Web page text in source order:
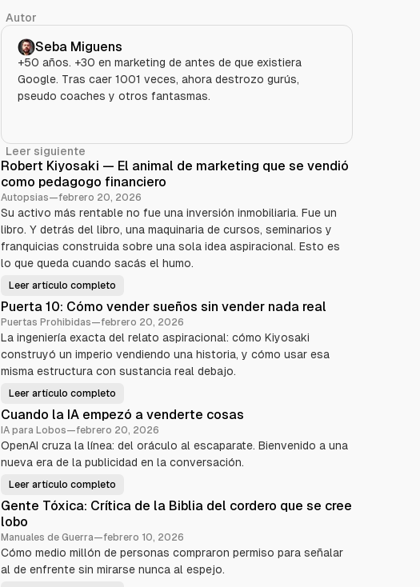
Autor
Seba Miguens
+50 años. +30 en marketing de antes de que existiera
Google. Tras caer 1001 veces, ahora destrozo gurús,
pseudo coaches y otros fantasmas.
Leer siguiente
Robert Kiyosaki — El animal de marketing que se vendió
como pedagogo financiero
Autopsias—febrero 20, 2026
Su activo más rentable no fue una inversión inmobiliaria. Fue un
libro. Y detrás del libro, una maquinaria de cursos, seminarios y
franquicias construida sobre una sola idea aspiracional. Esto es
lo que queda cuando sacás el humo.
R
b
e
r
t
i
o
a
i
E
l
a
n
m
a
d
a
r
k
e
t
Leer artículo completo
Puerta 10: Cómo vender sueños sin vender nada real
Puertas Prohibidas—febrero 20, 2026
La ingeniería exacta del relato aspiracional: cómo Kiyosaki
construyó un imperio vendiendo una historia, y cómo usar esa
misma estructura con sustancia real debajo.
P
e
r
t
a
0
C
m
o
e
n
d
e
r
Leer artículo completo
Cuando la IA empezó a venderte cosas
IA para Lobos—febrero 20, 2026
OpenAI cruza la línea: del oráculo al escaparate. Bienvenido a una
nueva era de la publicidad en la conversación.
C
a
o
a
I
A
Leer artículo completo
Gente Tóxica: Crítica de la Biblia del cordero que se cree
lobo
Manuales de Guerra—febrero 10, 2026
Cómo medio millón de personas compraron permiso para señalar
al de enfrente sin mirarse nunca al espejo.